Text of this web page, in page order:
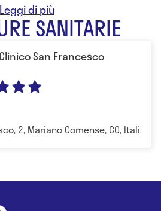
Clinica dell'Istituto
Medica
SANITARIE
San Francesco
2, Mariano Comense, CO, Italia